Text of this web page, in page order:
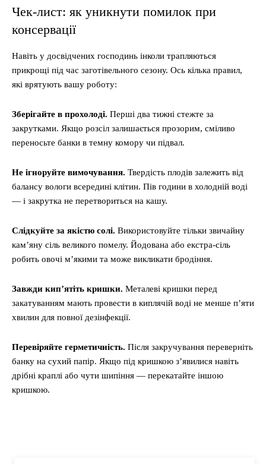
Чек-лист: як уникнути помилок при
консервації
Навіть у досвідчених господинь інколи трапляються
прикрощі під час заготівельного сезону. Ось кілька правил,
які врятують вашу роботу:
Зберігайте в прохолоді. Перші два тижні стежте за
закрутками. Якщо розсіл залишається прозорим, сміливо
переносьте банки в темну комору чи підвал.
Не ігноруйте вимочування. Твердість плодів залежить від
балансу вологи всередині клітин. Пів години в холодній воді
— і закрутка не перетвориться на кашу.
Слідкуйте за якістю солі. Використовуйте тільки звичайну
кам’яну сіль великого помелу. Йодована або екстра-сіль
робить овочі м’якими та може викликати бродіння.
Завжди кип’ятіть кришки. Металеві кришки перед
закатуванням мають провести в киплячій воді не менше п’яти
хвилин для повної дезінфекції.
Перевіряйте герметичність. Після закручування переверніть
банку на сухий папір. Якщо під кришкою з’явилися навіть
дрібні краплі або чути шипіння — перекатайте іншою
кришкою.